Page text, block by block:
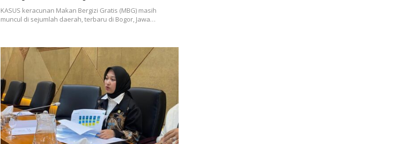
KASUS keracunan Makan Bergizi Gratis (MBG) masih
muncul di sejumlah daerah, terbaru di Bogor, Jawa…